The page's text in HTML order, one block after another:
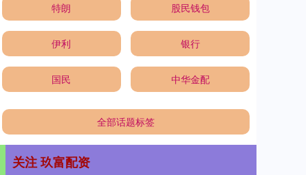
特朗 股民钱包
伊利 银行
国民 中华金配
全部话题标签
关注 玖富配资